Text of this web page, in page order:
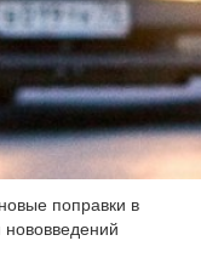
поправки в